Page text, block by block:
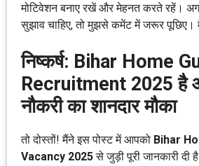
मोटिवेशन बनाए रखें और मेहनत करते रहें।
सुझाव चाहिए, तो मुझसे कमेंट में जरूर
निष्कर्ष: Bihar Home
Recruitment 2025 है
नौकरी का शानदार मौका
तो दोस्तों! मैंने इस पोस्ट में आपको Bihar
Vacancy 2025से जुड़ी पूरी जानकारी